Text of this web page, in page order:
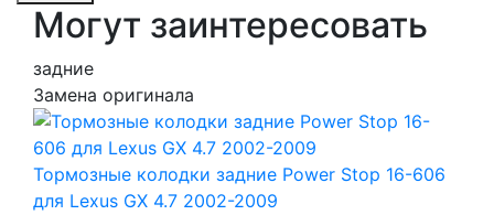
Могут заинтересовать
задние
Замена оригинала
Тормозные колодки задние Power Stop 16-606
для Lexus GX 4.7 2002-2009